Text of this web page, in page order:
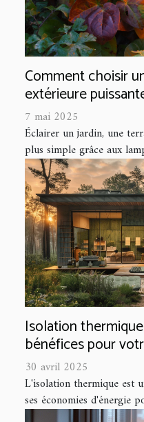
Comment choisir
extérieure
7 mai 2025
Éclairer un jardin, une
plus simple grâce aux
Isolation
bénéfices pour
30 avril 2025
L'isolation thermique est
ses économies d'énergie